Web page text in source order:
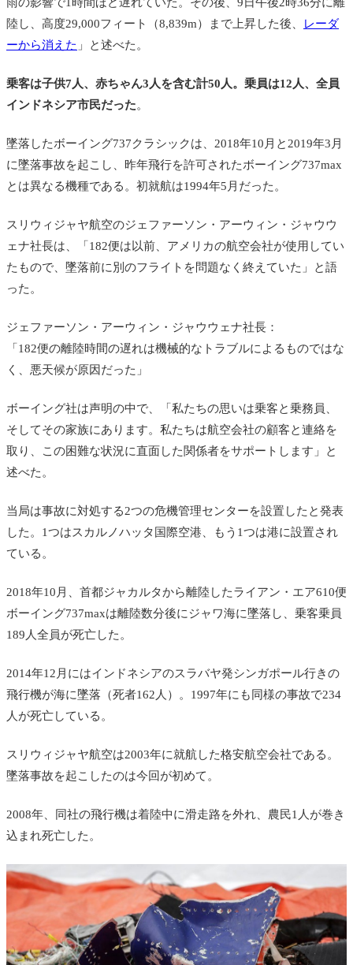
陸し、高度29,000フィート（8,839m）まで上昇した後、
レーダ
ーから消えた 」と述べた。
乗客は子供7人、赤ちゃん3人を含む計50人。乗員は12人、全員
インドネシア市民だった。
墜落したボーイング737クラシックは、2018年10月と2019年3月
に墜落事故を起こし、昨年飛行を許可されたボーイング737max
とは異なる機種である。初就航は1994年5月だった。
スリウィジャヤ航空のジェファーソン・アーウィン・ジャウウ
ェナ社長は、「182便は以前、アメリカの航空会社が使用してい
たもので、墜落前に別のフライトを問題なく終えていた」と語
った。
ジェファーソン・アーウィン・ジャウウェナ社長：
「182便の離陸時間の遅れは機械的なトラブルによるものではな
く、悪天候が原因だった」
ボーイング社は声明の中で、「私たちの思いは乗客と乗務員、
そしてその家族にあります。私たちは航空会社の顧客と連絡を
取り、この困難な状況に直面した関係者をサポートします 」と
述べた。
当局は事故に対処する2つの危機管理センターを設置したと発表
した。1つはスカルノハッタ国際空港、もう1つは港に設置され
ている。
2018年10月、首都ジャカルタから離陸したライアン・エア610便
ボーイング737maxは離陸数分後にジャワ海に墜落し、乗客乗員
189人全員が死亡した。
2014年12月にはインドネシアのスラバヤ発シンガポール行きの
飛行機が海に墜落（死者162人）。1997年にも同様の事故で234
人が死亡している。
スリウィジャヤ航空は2003年に就航した格安航空会社である。
墜落事故を起こしたのは今回が初めて。
2008年、同社の飛行機は着陸中に滑走路を外れ、農民1人が巻き
込まれ死亡した。